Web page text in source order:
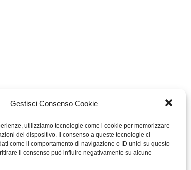
Gestisci Consenso Cookie
utilizziamo tecnologie come i cookie per memorizzare
del dispositivo. Il consenso a queste tecnologie ci
come il comportamento di navigazione o ID unici su questo
il consenso può influire negativamente su alcune